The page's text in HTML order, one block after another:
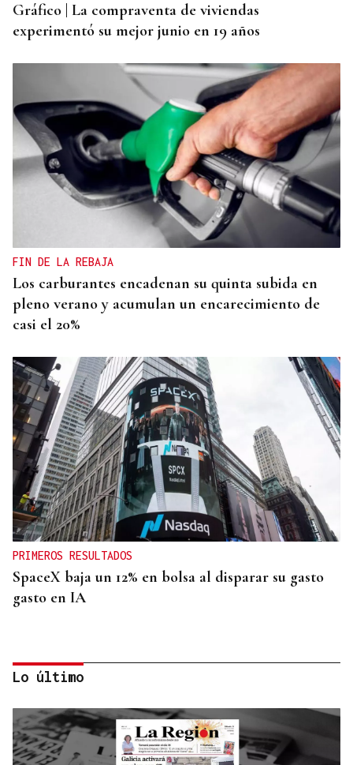
Gráfico | La compraventa de viviendas
experimentó su mejor junio en 19 años
FIN DE LA REBAJA
Los carburantes encadenan su quinta subida en
pleno verano y acumulan un encarecimiento de
casi el 20%
PRIMEROS RESULTADOS
SpaceX baja un 12% en bolsa al disparar su gasto
gasto en IA
Lo último